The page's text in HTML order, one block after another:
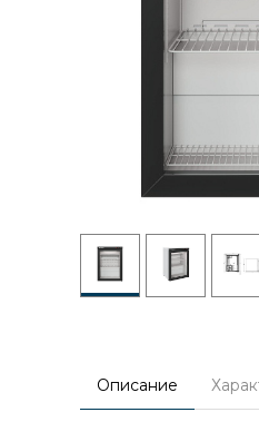
Описание